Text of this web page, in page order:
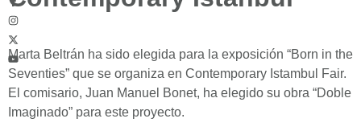
Marta Beltrán ha sido elegida para la exposición “Born in the
Seventies” que se organiza en Contemporary Istambul Fair.
El comisario, Juan Manuel Bonet, ha elegido su obra “Doble
Imaginado” para este proyecto.